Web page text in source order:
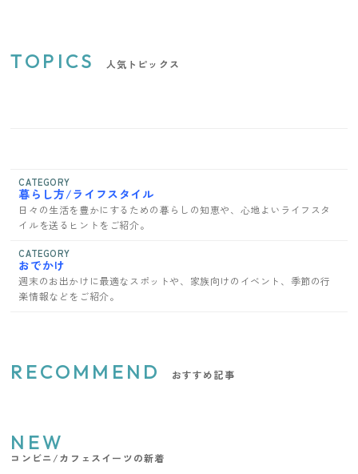
TOPICS 人気トピックス
CATEGORY
暮らし方/ライフスタイル
日々の生活を豊かにするための暮らしの知恵や、心地よいライフスタ
イルを送るヒントをご紹介。
CATEGORY
おでかけ
週末のお出かけに最適なスポットや、家族向けのイベント、季節の行
楽情報などをご紹介。
RECOMMEND おすすめ記事
NEW
コンビニ/カフェスイーツの新着